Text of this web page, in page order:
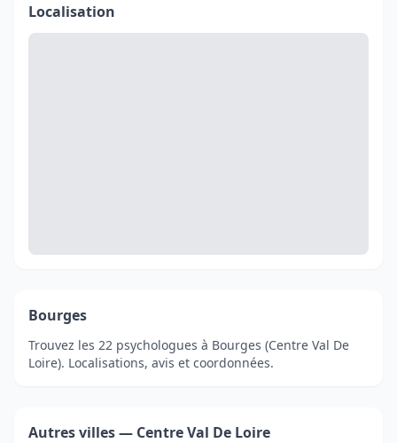
Localisation
Bourges
Trouvez les 22 psychologues à Bourges (Centre Val De
Loire). Localisations, avis et coordonnées.
Autres villes — Centre Val De Loire